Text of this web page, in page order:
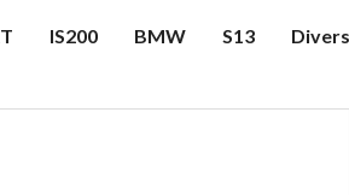
IS200 BMW S13 Divers